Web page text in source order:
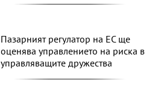
Пазарният регулатор на ЕС ще
оценява управлението на риска в
управляващите дружества